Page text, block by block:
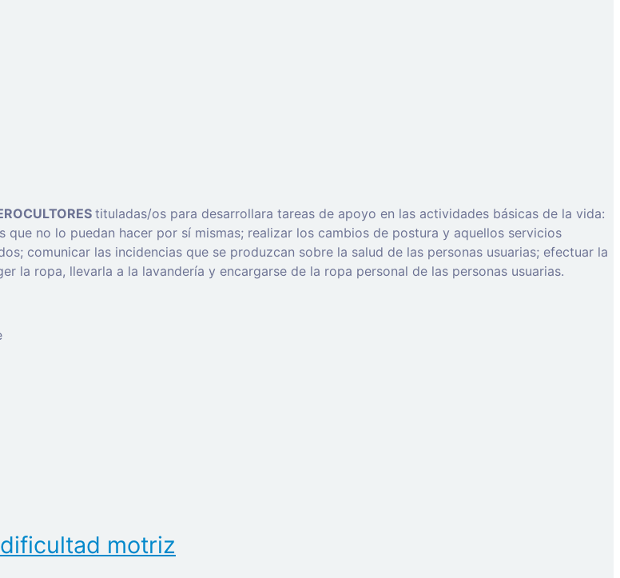
tituladas/os para desarrollara tareas de apoyo en las actividades básicas de la vida:
no lo puedan hacer por sí mismas; realizar los cambios de postura y aquellos servicios
comunicar las incidencias que se produzcan sobre la salud de las personas usuarias; efectuar la
la ropa, llevarla a la lavandería y encargarse de la ropa personal de las personas usuarias.
motriz